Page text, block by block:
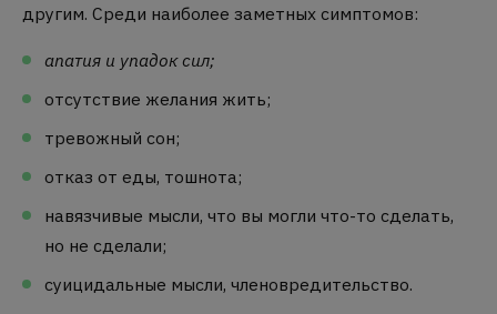
другим. Среди наиболее заметных симптомов:
апатия и упадок сил;
отсутствие желания жить;
тревожный сон;
отказ от еды, тошнота;
навязчивые мысли, что вы могли что-то сделать,
но не сделали;
суицидальные мысли, членовредительство.